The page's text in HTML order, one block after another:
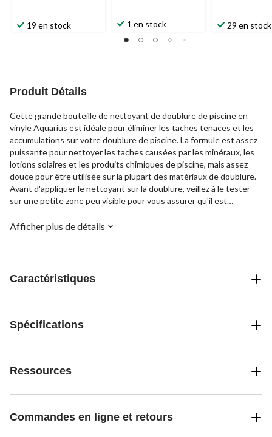
19 en stock 1 en stock 29 en stock
Produit Détails
Cette grande bouteille de nettoyant de doublure de piscine en
vinyle Aquarius est idéale pour éliminer les taches tenaces et les
accumulations sur votre doublure de piscine. La formule est assez
puissante pour nettoyer les taches causées par les minéraux, les
lotions solaires et les produits chimiques de piscine, mais assez
douce pour être utilisée sur la plupart des matériaux de doublure.
Avant d'appliquer le nettoyant sur la doublure, veillez à le tester
sur une petite zone peu visible pour vous assurer qu'il est
de doublure de piscine offre une quantité suffisante de formule
Afficher plus de détails
Caractéristiques
Spécifications
Ressources
Commandes en ligne et retours